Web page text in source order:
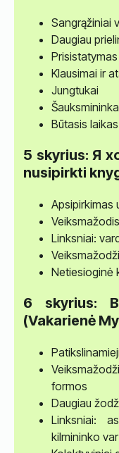
Sangrąžiniai
Daugiau
Klausimai ir
Jungtukai
Būtasis laikas
5 skyrius: Я
nusipirkti
Apsipirkimas
Linksniai:
Netiesioginė
6 skyrius:
(Vakarienė
formos
Daugiau
Linksniai:
kilmininko